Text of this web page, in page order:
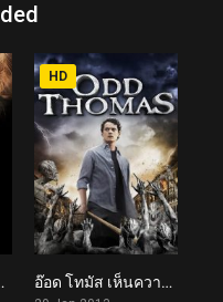
(2011) 6.8
HD
อ๊อด โทมัส เห็นความตาย Odd Thomas (2013)